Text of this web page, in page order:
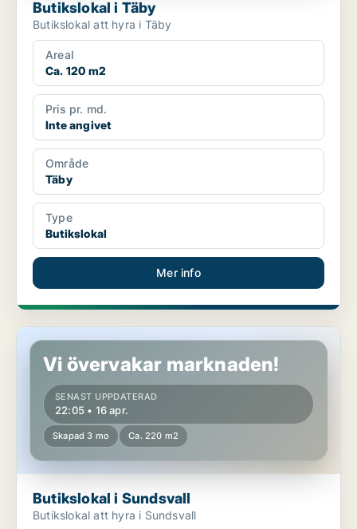
Butikslokal i Täby
Butikslokal att hyra i Täby
Areal
Ca. 120 m2
Pris pr. md.
Inte angivet
Område
Täby
Type
Butikslokal
Mer info
Butikslokal i Sundsvall
Vi övervakar marknaden!
SENAST UPPDATERAD
22:05 • 16 apr.
Skapad 3 mo Ca. 220 m2
Butikslokal i Sundsvall
Butikslokal att hyra i Sundsvall